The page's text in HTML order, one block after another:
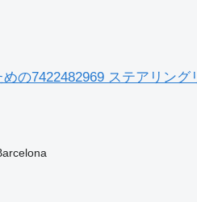
の7422482969 ステアリング